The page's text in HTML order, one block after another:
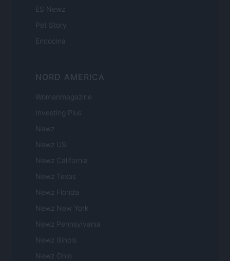
ES Newz
Pet Story
Encocina
NORD AMERICA
Womanmagazine
Investing Plus
Newz
Newz US
Newz California
Newz Texas
Newz Florida
Newz New York
Newz Pennsylvania
Newz Illinois
Newz Ohio